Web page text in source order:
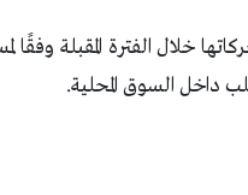
خلال الفترة المقبلة وفقًا
داخل السوق المحلية.